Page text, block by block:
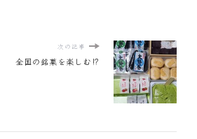
次の記事
全国の銘菓を楽しむ⁉